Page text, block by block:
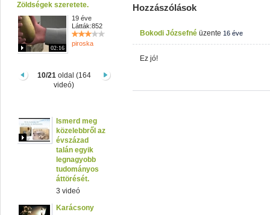
Zöldségek szeretete.
02:16
19 éve
Látták:852
piroska
10/21oldal (164
videó)
Ismerd meg
közelebbről az
évszázad
talán egyik
legnagyobb
tudományos
áttörését.
3 videó
Karácsony
Hozzászólások
Bokodi Józsefné üzente 16 éve
Ez jó!